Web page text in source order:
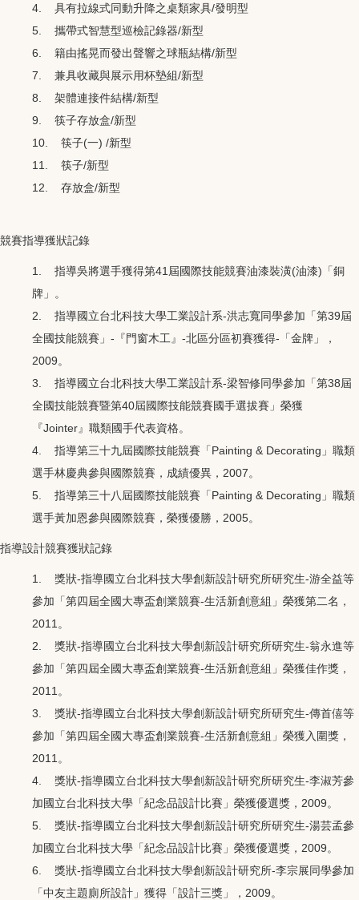
4. 具有拉線式同動升降之桌類家具/發明型
5. 攜帶式智慧型巡檢記錄器/新型
6. 籍由搖晃而發出聲響之球瓶結構/新型
7. 兼具收藏與展示用杯墊組/新型
8. 架體連接件結構/新型
9. 筷子存放盒/新型
10. 筷子(一) /新型
11. 筷子/新型
12. 存放盒/新型
競賽指導獲狀記錄
1. 指導吳將選手獲得第41屆國際技能競賽油漆裝潢(油漆)「銅
牌」。
2. 指導國立台北科技大學工業設計系-洪志寬同學參加「第39屆
全國技能競賽」-『門窗木工』-北區分區初賽獲得-「金牌」，
2009。
3. 指導國立台北科技大學工業設計系-梁智修同學參加「第38屆
全國技能競賽暨第40屆國際技能競賽國手選拔賽」榮獲
『Jointer』職類國手代表資格。
4. 指導第三十九屆國際技能競賽「Painting & Decorating」職類
選手林慶典參與國際競賽，成績優異，2007。
5. 指導第三十八屆國際技能競賽「Painting & Decorating」職類
選手黃加恩參與國際競賽，榮獲優勝，2005。
指導設計競賽獲狀記錄
1. 獎狀-指導國立台北科技大學創新設計研究所研究生-游全益等
參加「第四屆全國大專盃創業競賽-生活新創意組」榮獲第二名，
2011。
2. 獎狀-指導國立台北科技大學創新設計研究所研究生-翁永進等
參加「第四屆全國大專盃創業競賽-生活新創意組」榮獲佳作獎，
2011。
3. 獎狀-指導國立台北科技大學創新設計研究所研究生-傳首僖等
參加「第四屆全國大專盃創業競賽-生活新創意組」榮獲入圍獎，
2011。
4. 獎狀-指導國立台北科技大學創新設計研究所研究生-李淑芳參
加國立台北科技大學「紀念品設計比賽」榮獲優選獎，2009。
5. 獎狀-指導國立台北科技大學創新設計研究所研究生-湯芸孟參
加國立台北科技大學「紀念品設計比賽」榮獲優選獎，2009。
6. 獎狀-指導國立台北科技大學創新設計研究所-李宗展同學參加
「中友主題廁所設計」獲得「設計三獎」，2009。